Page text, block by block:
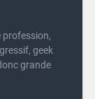
profession,
geek
grande